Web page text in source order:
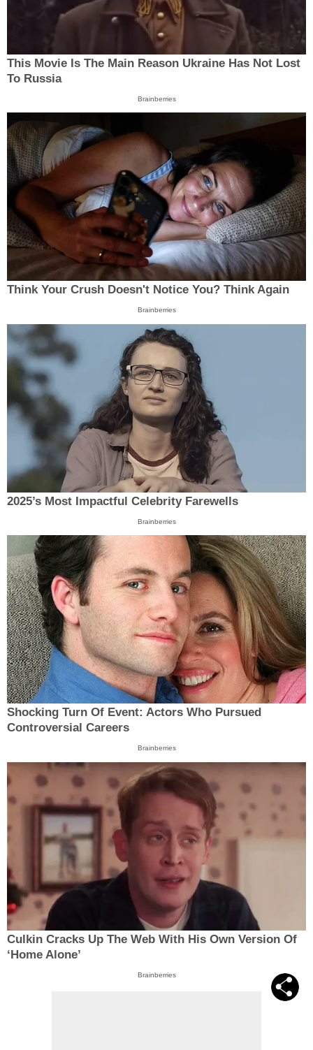
This Movie Is The Main Reason Ukraine Has Not Lost
To Russia
Brainberries
Think Your Crush Doesn't Notice You? Think Again
Brainberries
2025’s Most Impactful Celebrity Farewells
Brainberries
Shocking Turn Of Event: Actors Who Pursued
Controversial Careers
Brainberries
Culkin Cracks Up The Web With His Own Version Of
‘Home Alone’
Brainberries